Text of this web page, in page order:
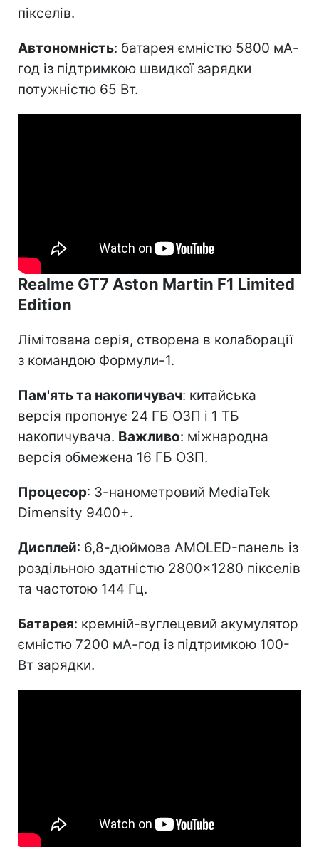
пікселів.
Автономність: батарея ємністю 5800 мА-
год із підтримкою швидкої зарядки
потужністю 65 Вт.
Realme GT7 Aston Martin F1 Limited
Edition
Лімітована серія, створена в колаборації
з командою Формули-1.
Пам'ять та накопичувач: китайська
версія пропонує 24 ГБ ОЗП і 1 ТБ
накопичувача. Важливо: міжнародна
версія обмежена 16 ГБ ОЗП.
Процесор: 3-нанометровий MediaTek
Dimensity 9400+.
Дисплей: 6,8-дюймова AMOLED-панель із
роздільною здатністю 2800×1280 пікселів
та частотою 144 Гц.
Батарея: кремній-вуглецевий акумулятор
ємністю 7200 мА-год із підтримкою 100-
Вт зарядки.